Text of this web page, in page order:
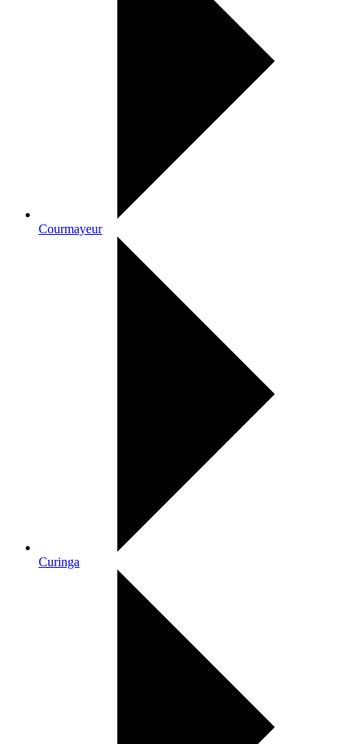
Courmayeur
Curinga